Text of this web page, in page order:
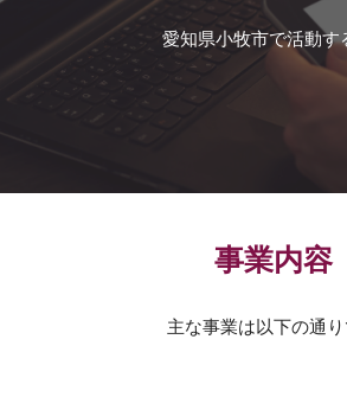
愛知県小牧市で活動
事業内容
主な事業は以下の通